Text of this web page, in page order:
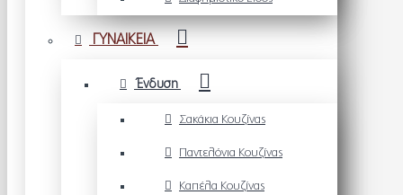
ΓΥΝΑΙΚΕΙΑ
Ένδυση
Σακάκια Κουζίνας
Παντελόνια Κουζίνας
Καπέλα Κουζίνας